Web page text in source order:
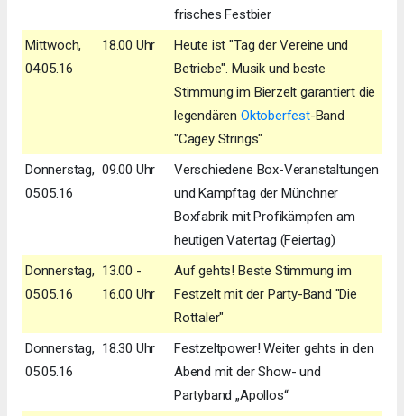
frisches Festbier
Mittwoch,
04.05.16
18.00 Uhr
Heute ist "Tag der Vereine und
Betriebe". Musik und beste
Stimmung im Bierzelt garantiert die
legendären Oktoberfest-Band
"Cagey Strings"
Donnerstag,
05.05.16
09.00 Uhr
Verschiedene Box-Veranstaltungen
und Kampftag der Münchner
Boxfabrik mit Profikämpfen am
heutigen Vatertag (Feiertag)
Donnerstag,
05.05.16
13.00 -
16.00 Uhr
Auf gehts! Beste Stimmung im
Festzelt mit der Party-Band "Die
Rottaler"
Donnerstag,
05.05.16
18.30 Uhr
Festzeltpower! Weiter gehts in den
Abend mit der Show- und
Partyband „Apollos“